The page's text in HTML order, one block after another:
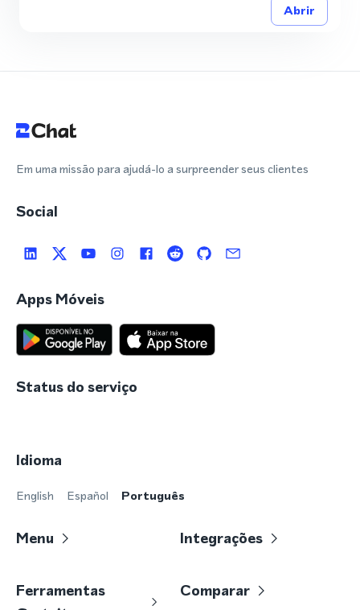
Abrir
Em uma missão para ajudá-lo a surpreender seus clientes
Social
Apps Móveis
Status do serviço
Idioma
English Español Português
Menu Integrações
Ferramentas
Comparar